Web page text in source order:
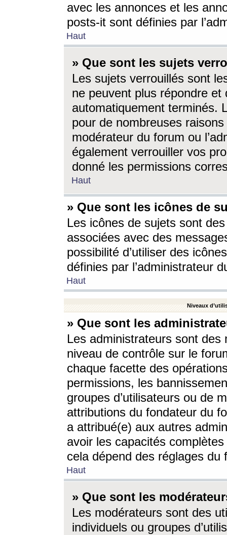
avec les annonces et les
posts-it sont définies par
Haut
» Que sont les sujets
Les sujets verrouillés sont
ne peuvent plus répondre
automatiquement terminés.
pour de nombreuses
modérateur du forum ou
également verrouiller vos
donné les permissions
Haut
» Que sont les icônes de
Les icônes de sujets sont
associées avec des
possibilité d’utiliser des
définies par l’administrateur
Haut
Niveaux
» Que sont les
Les administrateurs sont
niveau de contrôle sur le
chaque facette des
permissions, les
groupes d’utilisateurs ou de
attributions du fondateur du
a attribué(e) aux autres
avoir les capacités
cela dépend des réglages du
Haut
» Que sont les
Les modérateurs sont des
individuels ou groupes